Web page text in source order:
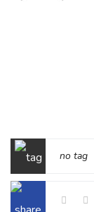
no tag